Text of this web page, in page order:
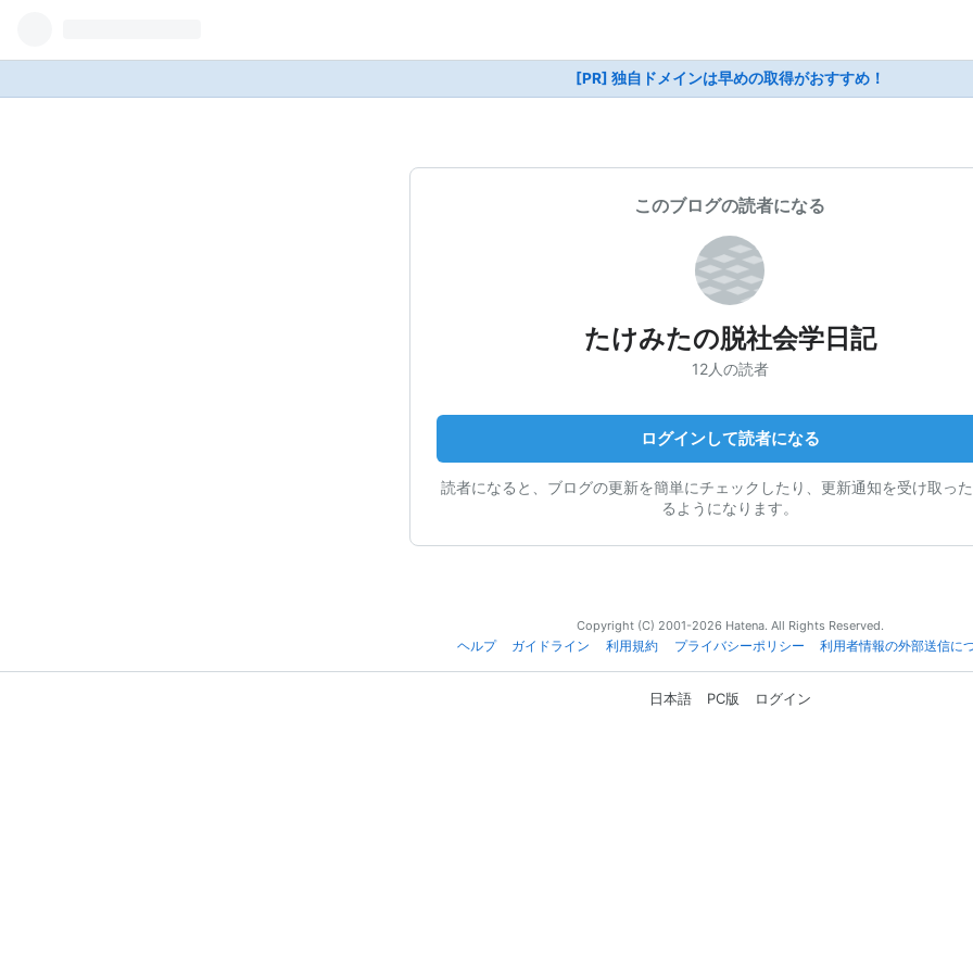
[PR] 独自ドメインは早めの取得がおすすめ！
このブログの読者になる
たけみたの脱社会学日記
12人の読者
ログインして読者になる
読者になると、ブログの更新を簡単にチェックしたり、更新通知を受け取っ
るようになります。
Copyright (C) 2001-2026 Hatena. All Rights Reserved.
ヘルプ
ガイドライン 利用規約 プライバシーポリシー 利用者情報の外部送信に
日本語 PC版 ログイン